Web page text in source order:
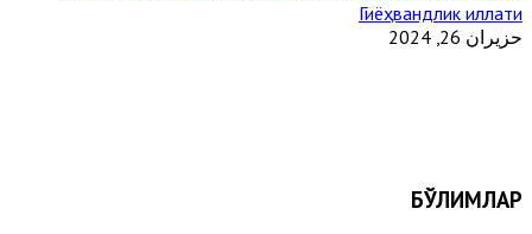
Гиёҳвандлик иллати
حزيران 26, 2024
БЎЛИМЛАР